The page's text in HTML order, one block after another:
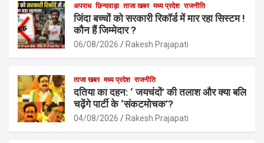
b
o
o
k
s
A
p
p
e
अपराध छिन्दवाड़ा ताजा खबर मध्य प्रदेश राजनीति
जिंदा बच्चों को सरकारी रिकॉर्ड में मार रहा सिस्टम !
कौन हैं जिम्मेदार ?
06/08/2026 Rakesh Prajapati
ताजा खबर मध्य प्रदेश राजनीति
दतिया का दहन: ‘ जयचंदों’ की तलाश और क्या बलि
चढ़ेंगे पार्टी के ‘संकटमोचक’?
04/08/2026 Rakesh Prajapati